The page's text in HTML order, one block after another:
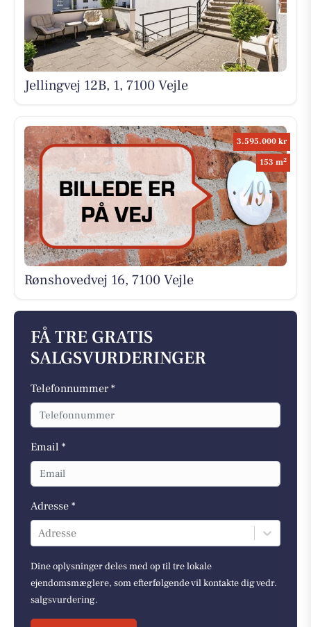
Jellingvej 12B, 1, 7100 Vejle
3.595.000 kr
153 m2
Rønshovedvej 16, 7100 Vejle
FÅ TRE GRATIS
SALGSVURDERINGER
Telefonnummer *
Email *
Adresse *
Adresse
Dine oplysninger deles med op til tre lokale
ejendomsmæglere, som efterfølgende vil kontakte dig vedr.
salgsvurdering.